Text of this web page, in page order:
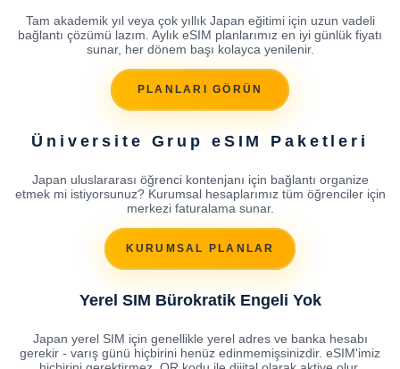
Tam akademik yıl veya çok yıllık Japan eğitimi için uzun vadeli
bağlantı çözümü lazım. Aylık eSIM planlarımız en iyi günlük fiyatı
sunar, her dönem başı kolayca yenilenir.
PLANLARI GÖRÜN
Üniversite Grup eSIM Paketleri
Japan uluslararası öğrenci kontenjanı için bağlantı organize
etmek mi istiyorsunuz? Kurumsal hesaplarımız tüm öğrenciler için
merkezi faturalama sunar.
KURUMSAL PLANLAR
Yerel SIM Bürokratik Engeli Yok
Japan yerel SIM için genellikle yerel adres ve banka hesabı
gerekir - varış günü hiçbirini henüz edinmemişsinizdir. eSIM'imiz